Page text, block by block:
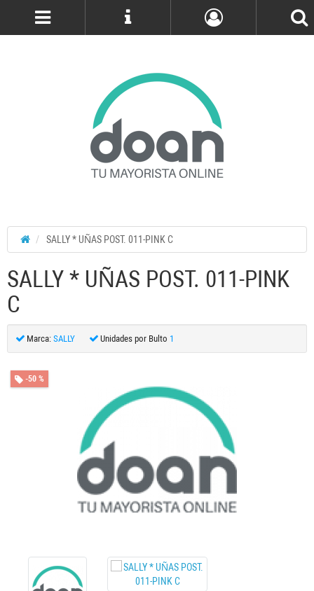
SALLY * UÑAS POST. 011-PINK C
SALLY * UÑAS POST. 011-PINK
C
Marca: SALLY Unidades por Bulto 1
-50 %